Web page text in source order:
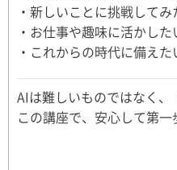
・新しいことに挑戦してみ
・お仕事や趣味に活かした
・これからの時代に備えた
AIは難しいものではなく、
この講座で、安心して第